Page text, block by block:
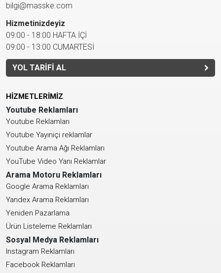
bilgi@masske.com
Hizmetinizdeyiz
09:00 - 18:00 HAFTA İÇİ
09:00 - 13:00 CUMARTESİ
YOL TARİFİ AL
HİZMETLERİMİZ
Youtube Reklamları
Youtube Reklamları
Youtube Yayıniçi reklamlar
Youtube Arama Ağı Reklamları
YouTube Video Yanı Reklamlar
Arama Motoru Reklamları
Google Arama Reklamları
Yandex Arama Reklamları
Yeniden Pazarlama
Ürün Listeleme Reklamları
Sosyal Medya Reklamları
Instagram Reklamları
Facebook Reklamları